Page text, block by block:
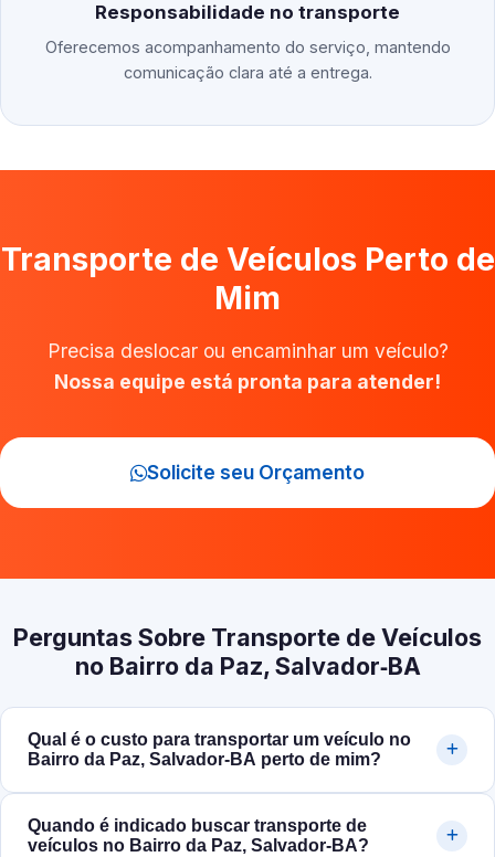
Responsabilidade no transporte
Oferecemos acompanhamento do serviço, mantendo
comunicação clara até a entrega.
Transporte de Veículos Perto de
Mim
Precisa deslocar ou encaminhar um veículo?
Nossa equipe está pronta para atender!
Solicite seu Orçamento
Perguntas Sobre Transporte de Veículos
no Bairro da Paz, Salvador‑BA
Qual é o custo para transportar um veículo no
Bairro da Paz, Salvador‑BA perto de mim?
Quando é indicado buscar transporte de
veículos no Bairro da Paz, Salvador‑BA?